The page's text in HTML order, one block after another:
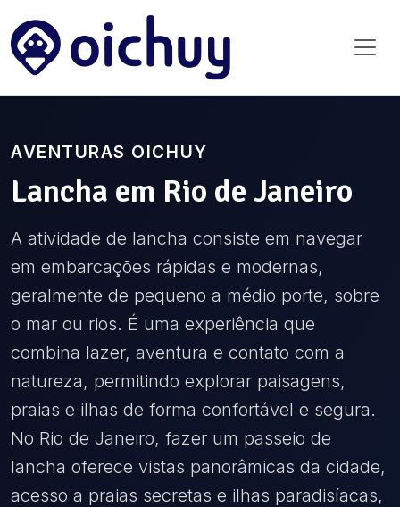
AVENTURAS OICHUY
Lancha em Rio de Janeiro
A atividade de lancha consiste em navegar
em embarcações rápidas e modernas,
geralmente de pequeno a médio porte, sobre
o mar ou rios. É uma experiência que
combina lazer, aventura e contato com a
natureza, permitindo explorar paisagens,
praias e ilhas de forma confortável e segura.
No Rio de Janeiro, fazer um passeio de
lancha oferece vistas panorâmicas da cidade,
acesso a praias secretas e ilhas paradisíacas,